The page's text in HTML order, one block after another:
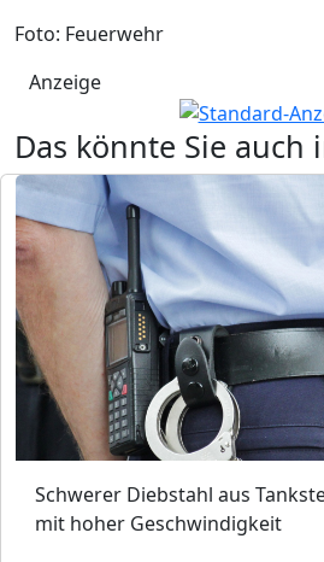
Foto: Feuerwehr
Anzeige
Das könnte Sie auch
Schwerer Diebstahl aus
mit hoher Geschwindigkeit